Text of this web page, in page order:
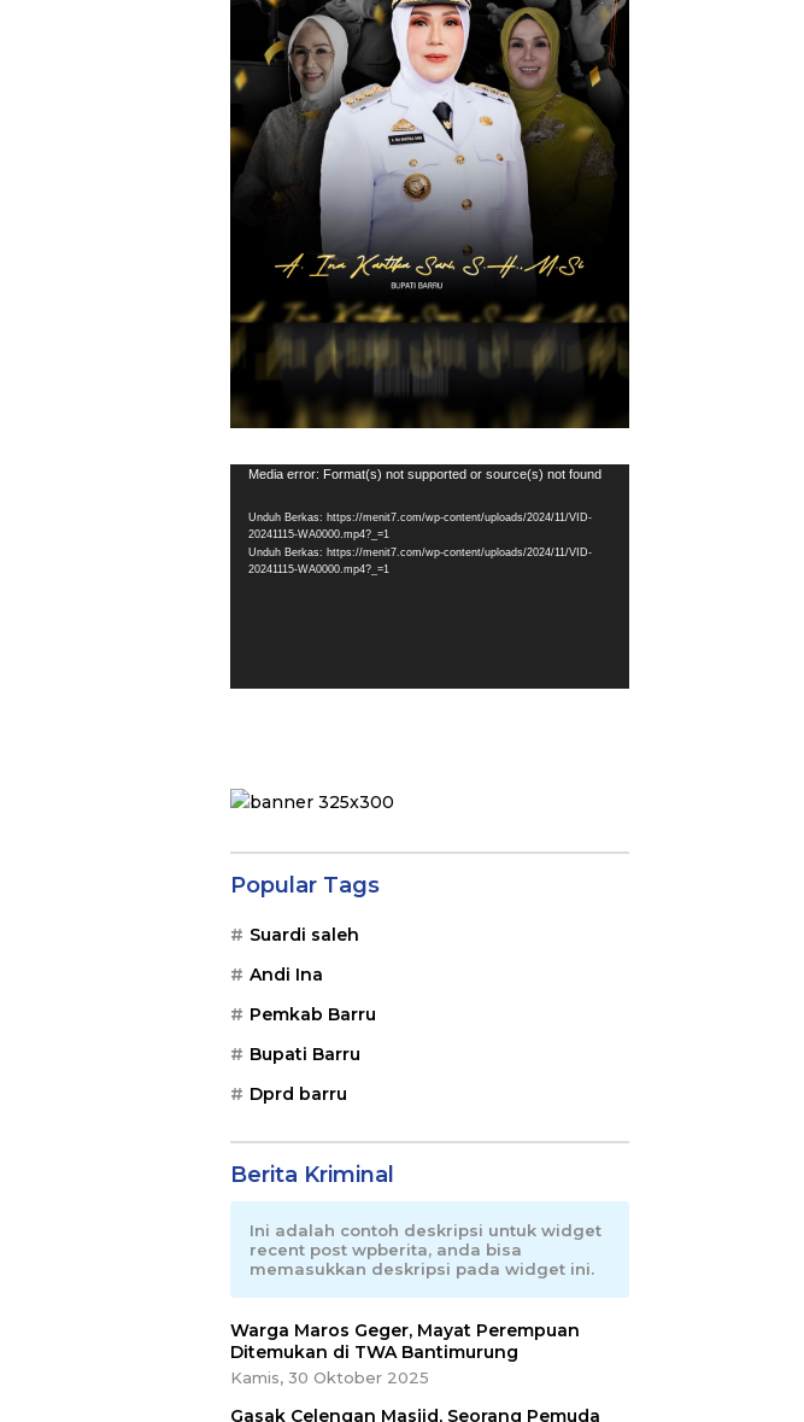
Pemutar
Media error: Format(s) not supported or source(s) not found
Unduh Berkas: https://menit7.com/wp-content/uploads/2024/11/VID-
20241115-WA0000.mp4?_=1
Unduh Berkas: https://menit7.com/wp-content/uploads/2024/11/VID-
20241115-WA0000.mp4?_=1
Popular Tags
Suardi saleh
Andi Ina
Pemkab Barru
Bupati Barru
Dprd barru
Berita Kriminal
Ini adalah contoh deskripsi untuk widget
recent post wpberita, anda bisa
memasukkan deskripsi pada widget ini.
Warga Maros Geger, Mayat Perempuan
Ditemukan di TWA Bantimurung
Kamis, 30 Oktober 2025
Gasak Celengan Masjid, Seorang Pemuda